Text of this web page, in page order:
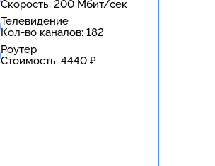
Скорость: 200 Мбит/сек
Телевидение
Кол-во каналов: 182
Роутер
Стоимость: 4440 ₽